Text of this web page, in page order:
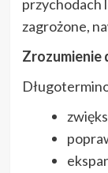
przychodach
zagrożone,
Zrozumienie